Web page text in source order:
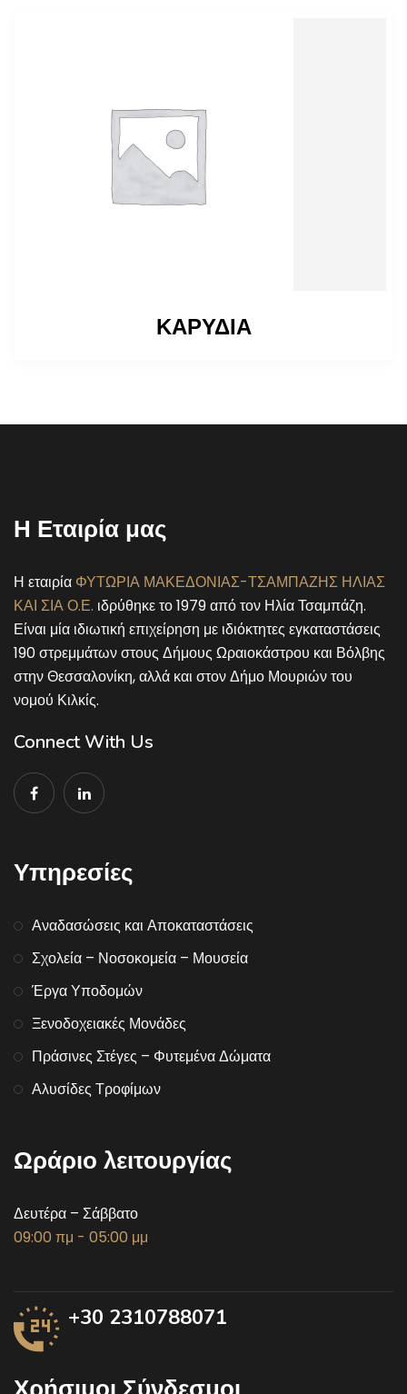
ΚΑΡΥΔΙΑ
Η Εταιρία μας
Η εταιρία ΦΥΤΩΡΙΑ ΜΑΚΕΔΟΝΙΑΣ-ΤΣΑΜΠΑΖΗΣ ΗΛΙΑΣ
ΚΑΙ ΣΙΑ Ο.Ε. ιδρύθηκε το 1979 από τον Ηλία Τσαμπάζη.
Είναι μία ιδιωτική επιχείρηση με ιδιόκτητες εγκαταστάσεις
190 στρεμμάτων στους Δήμους Ωραιοκάστρου και Βόλβης
στην Θεσσαλονίκη, αλλά και στον Δήμο Μουριών του
νομού Κιλκίς.
Connect With Us
Υπηρεσίες
Αναδασώσεις και Αποκαταστάσεις
Σχολεία – Νοσοκομεία – Μουσεία
Έργα Υποδομών
Ξενοδοχειακές Μονάδες
Πράσινες Στέγες – Φυτεμένα Δώματα
Αλυσίδες Τροφίμων
Ωράριο λειτουργίας
Δευτέρα – Σάββατο
09:00 πμ - 05:00 μμ
+30 2310788071